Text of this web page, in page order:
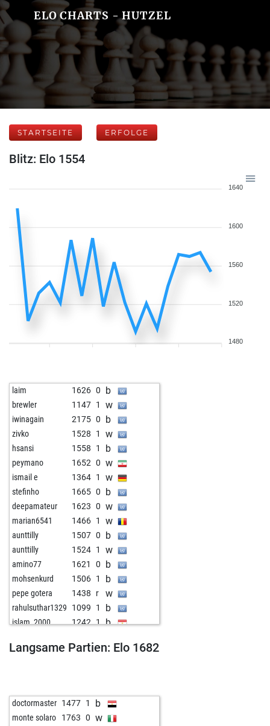
ELO CHARTS - HUTZEL
STARTSEITE ERFOLGE
Blitz: Elo 1554
1640
1600
1560
1520
1480
laim 1626 0 b
brewler 1147 1 w
iwinagain 2175 0 b
zivko 1528 1 w
hsansi 1558 1 b
peymano 1652 0 w
ismail e 1364 1 w
stefinho 1665 0 b
deepamateur 1623 0 w
marian6541 1466 1 w
aunttilly 1507 0 b
aunttilly 1524 1 w
amino77 1621 0 b
mohsenkurd 1506 1 b
pepe gotera 1438 r w
rahulsuthar1329 1099 1 b
islam_2000 1242 1 b
Langsame Partien: Elo 1682
doctormaster 1477 1 b
monte solaro 1763 0 w